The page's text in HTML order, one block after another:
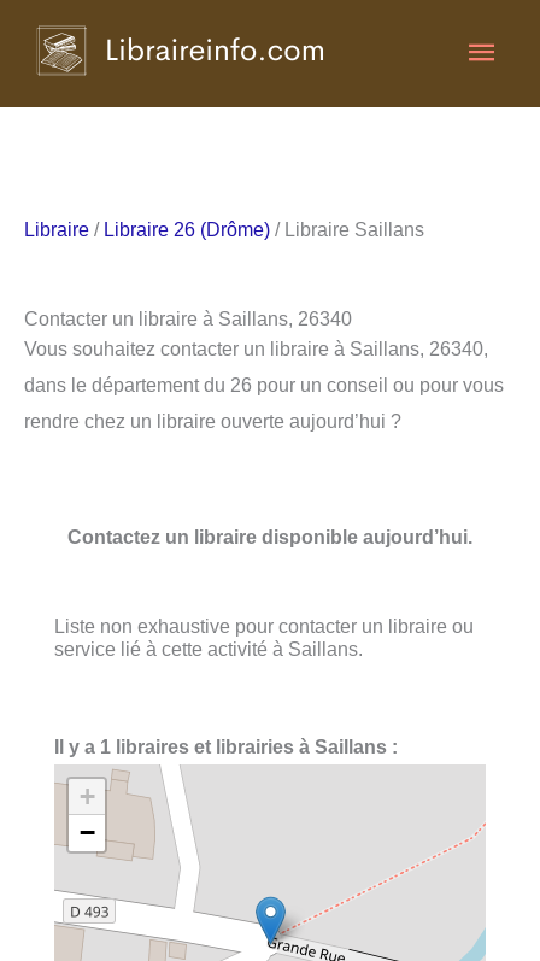
Libraire / Libraire 26 (Drôme) / Libraire Saillans
Contacter un libraire à Saillans, 26340
Vous souhaitez contacter un libraire à Saillans, 26340,
dans le département du 26 pour un conseil ou pour vous
rendre chez un libraire ouverte aujourd’hui ?
Contactez un libraire disponible aujourd’hui.
Liste non exhaustive pour contacter un libraire ou
service lié à cette activité à Saillans.
Il y a 1 libraires et librairies à Saillans :
+
−